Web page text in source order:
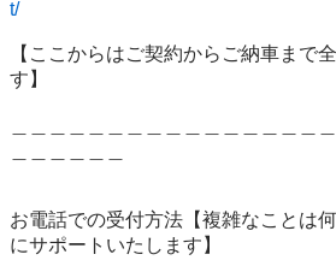
t/
【ここからはご契約からご納車まで
す】
お電話での受付方法【複雑なことは
にサポートいたします】